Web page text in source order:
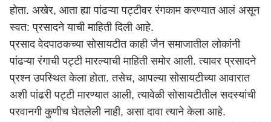
होता. अखेर, आता ह्या पांढऱ्या पट्टीवर रंगकाम करण्यात आलं असून
स्वत: प्रसादने याची माहिती दिली आहे.
प्रसाद वेदपाठकच्या सोसायटीत काही जैन समाजातील लोकांनी
पांढऱ्या रंगाची पट्टी मारल्याची माहिती समोर आली. त्यावर प्रसादने
प्रश्न उपस्थित केला होता. तसेच, आपल्या सोसायटीच्या आवारात
अशी पांढरी पट्टी मारण्यात आली, त्यावेळी सोसायटीतील सदस्यांची
परवानगी कुणीच घेतलेली नाही, असा दावा त्याने केला आहे.